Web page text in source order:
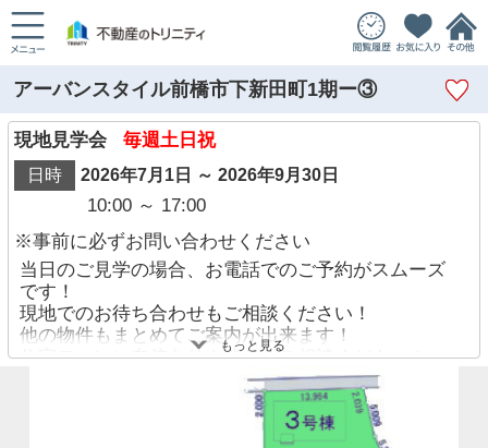
アーバンスタイル前橋市下新田町1期ー③
現地見学会 毎週土日祝
日時 2026年7月1日 ～ 2026年9月30日
10:00 ～ 17:00
※事前に必ずお問い合わせください
当日のご見学の場合、お電話でのご予約がスムーズ
です！
現地でのお待ち合わせもご相談ください！
他の物件もまとめてご案内が出来ます！
住宅ローンに自信あり！迷わずご相談ください！
もっと見る